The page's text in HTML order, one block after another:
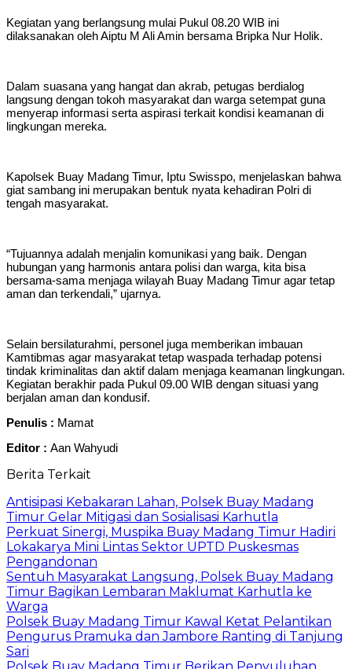
Kegiatan yang berlangsung mulai Pukul 08.20 WIB ini
dilaksanakan oleh Aiptu M Ali Amin bersama Bripka Nur Holik.
Dalam suasana yang hangat dan akrab, petugas berdialog
langsung dengan tokoh masyarakat dan warga setempat guna
menyerap informasi serta aspirasi terkait kondisi keamanan di
lingkungan mereka.
Kapolsek Buay Madang Timur, Iptu Swisspo, menjelaskan bahwa
giat sambang ini merupakan bentuk nyata kehadiran Polri di
tengah masyarakat.
“Tujuannya adalah menjalin komunikasi yang baik. Dengan
hubungan yang harmonis antara polisi dan warga, kita bisa
bersama-sama menjaga wilayah Buay Madang Timur agar tetap
aman dan terkendali,” ujarnya.
Selain bersilaturahmi, personel juga memberikan imbauan
Kamtibmas agar masyarakat tetap waspada terhadap potensi
tindak kriminalitas dan aktif dalam menjaga keamanan lingkungan.
Kegiatan berakhir pada Pukul 09.00 WIB dengan situasi yang
berjalan aman dan kondusif.
Penulis : Mamat
Editor : Aan Wahyudi
Berita Terkait
Antisipasi Kebakaran Lahan, Polsek Buay Madang
Timur Gelar Mitigasi dan Sosialisasi Karhutla
Perkuat Sinergi, Muspika Buay Madang Timur Hadiri
Lokakarya Mini Lintas Sektor UPTD Puskesmas
Pengandonan
Sentuh Masyarakat Langsung, Polsek Buay Madang
Timur Bagikan Lembaran Maklumat Karhutla ke
Warga
Polsek Buay Madang Timur Kawal Ketat Pelantikan
Pengurus Pramuka dan Jambore Ranting di Tanjung
Sari